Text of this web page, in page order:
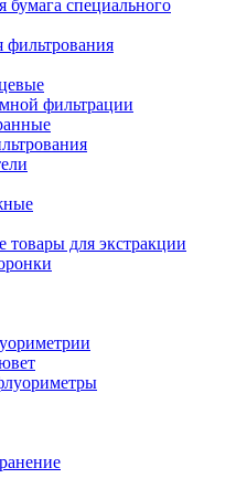
бумага специального
фильтрования
фильтрации
для экстракции